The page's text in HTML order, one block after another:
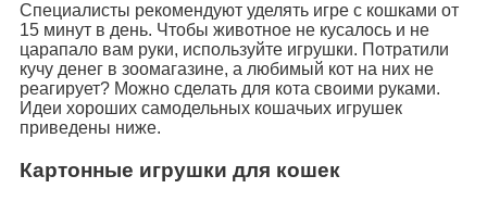
Специалисты рекомендуют уделять игре с кошками от
15 минут в день. Чтобы животное не кусалось и не
царапало вам руки, используйте игрушки. Потратили
кучу денег в зоомагазине, а любимый кот на них не
реагирует? Можно сделать для кота своими руками.
Идеи хороших самодельных кошачьих игрушек
приведены ниже.
Картонные игрушки для кошек